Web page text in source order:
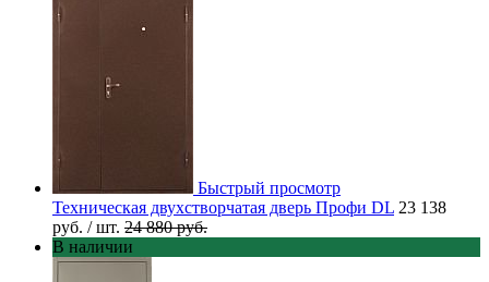
Быстрый просмотр
Техническая двухстворчатая дверь Профи DL 23 138
руб. / шт. 24 880 руб.
В наличии